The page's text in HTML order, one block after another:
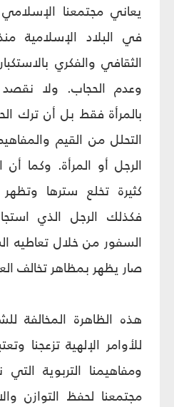
يعاني مجتمعنا
في البلاد الإسلامية
الثقافي والفكري
وعدم الحجاب. ولا نقصد
بالمرأة فقط بل أن ترك
التحلل من القيم
الرجل أو المرأة. وكما
كثيرة تخلع سترها
فكذلك الرجل الذي
السفور من خلال تعاطيه
صار يظهر بمظاهر تخالف
هذه الظاهرة المخالفة
للأوامر الإلهية تزعجنا
ومفاهيمنا التربوية
مجتمعنا لحفظ التوازن